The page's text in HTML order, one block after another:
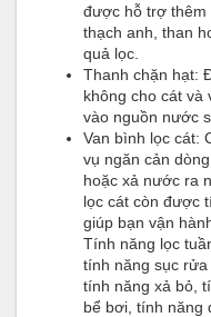
được hỗ trợ thêm
thạch anh, than
quả lọc.
Thanh chặn hạt:
không cho cát và
vào nguồn nước
Van bình lọc cát:
vụ ngăn cản
hoặc xả nước ra
lọc cát còn được
giúp bạn vận
Tính năng lọc
tính năng sục
tính năng xả bỏ,
bể bơi, tính năng